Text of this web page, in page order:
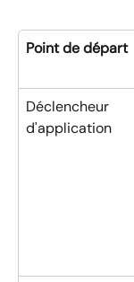
Point de départ
Déclencheur
d'application